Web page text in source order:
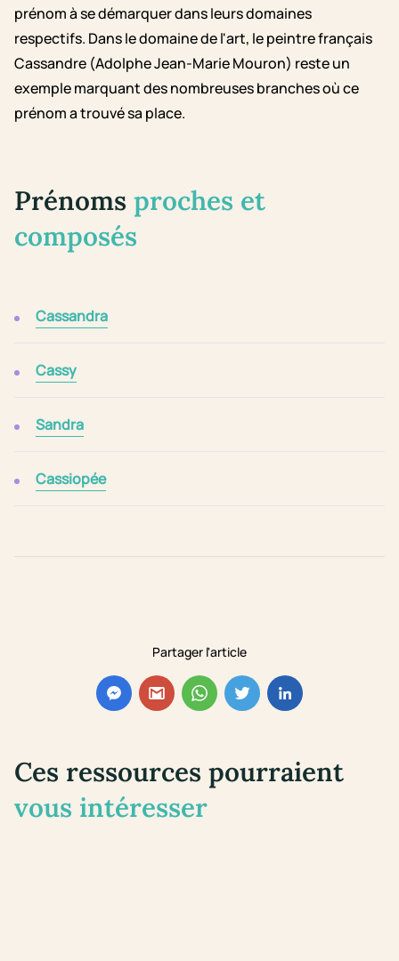
Partager l'article
prénom à se démarquer dans leurs domaines
respectifs. Dans le domaine de l'art, le peintre français
Cassandre (Adolphe Jean-Marie Mouron) reste un
exemple marquant des nombreuses branches où ce
prénom a trouvé sa place.
Prénoms proches et
composés
Cassandra
Cassy
Sandra
Cassiopée
Ces ressources pourraient
vous intéresser